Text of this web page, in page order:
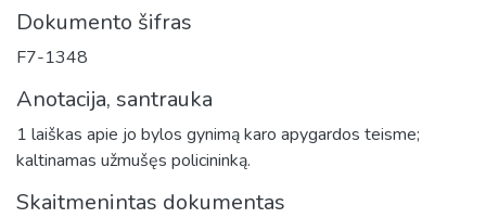
Dokumento šifras
F7-1348
Anotacija, santrauka
1 laiškas apie jo bylos gynimą karo apygardos teisme;
kaltinamas užmušęs policininką.
Skaitmenintas dokumentas